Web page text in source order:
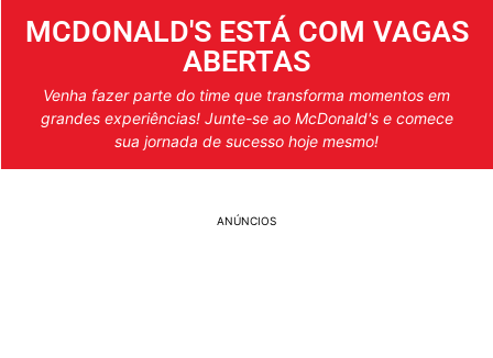
MCDONALD'S ESTÁ COM VAGAS
ABERTAS
Venha fazer parte do time que transforma momentos em
grandes experiências! Junte-se ao McDonald's e comece
sua jornada de sucesso hoje mesmo!
ANÚNCIOS